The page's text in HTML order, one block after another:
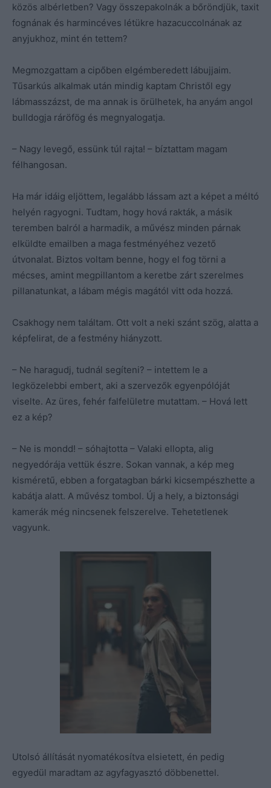
közös albérletben? Vagy összepakolnák a bőröndjük, taxit
fognának és harmincéves létükre hazacuccolnának az
anyjukhoz, mint én tettem?
Megmozgattam a cipőben elgémberedett lábujjaim.
Tűsarkús alkalmak után mindig kaptam Christől egy
lábmasszázst, de ma annak is örülhetek, ha anyám angol
bulldogja ráröfög és megnyalogatja.
– Nagy levegő, essünk túl rajta! – bíztattam magam
félhangosan.
Ha már idáig eljöttem, legalább lássam azt a képet a méltó
helyén ragyogni. Tudtam, hogy hová rakták, a másik
teremben balról a harmadik, a művész minden párnak
elküldte emailben a maga festményéhez vezető
útvonalat. Biztos voltam benne, hogy el fog törni a
mécses, amint megpillantom a keretbe zárt szerelmes
pillanatunkat, a lábam mégis magától vitt oda hozzá.
Csakhogy nem találtam. Ott volt a neki szánt szög, alatta a
képfelirat, de a festmény hiányzott.
– Ne haragudj, tudnál segíteni? – intettem le a
legközelebbi embert, aki a szervezők egyenpólóját
viselte. Az üres, fehér falfelületre mutattam. – Hová lett
ez a kép?
– Ne is mondd! – sóhajtotta – Valaki ellopta, alig
negyedórája vettük észre. Sokan vannak, a kép meg
kisméretű, ebben a forgatagban bárki kicsempészhette a
kabátja alatt. A művész tombol. Új a hely, a biztonsági
kamerák még nincsenek felszerelve. Tehetetlenek
vagyunk.
Utolsó állítását nyomatékosítva elsietett, én pedig
egyedül maradtam az agyfagyasztó döbbenettel.